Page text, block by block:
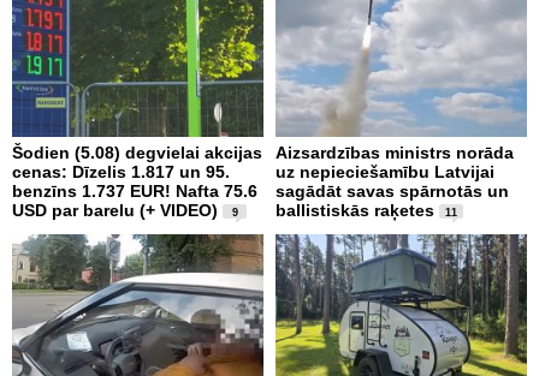
Šodien (5.08) degvielai akcijas
cenas: Dīzelis 1.817 un 95.
benzīns 1.737 EUR! Nafta 75.6
USD par barelu (+ VIDEO)
9
Aizsardzības ministrs norāda
uz nepieciešamību Latvijai
sagādāt savas spārnotās un
ballistiskās raķetes
11